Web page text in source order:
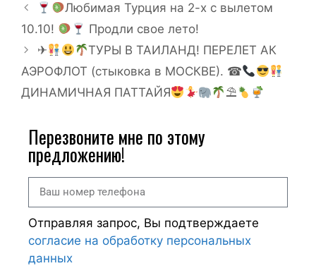
Любимая Турция на 2-х с вылетом
10.10!
Продли свое лето!
✈
ТУРЫ В ТАИЛАНД! ПЕРЕЛЕТ АК
АЭРОФЛОТ (стыковка в МОСКВЕ). ☎
ДИНАМИЧНАЯ ПАТТАЙЯ
⛱
Перезвоните мне по этому
предложению!
Отправляя запрос, Вы подтверждаете
согласие на обработку персональных
данных